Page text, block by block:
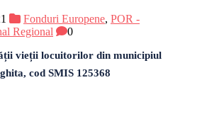
Fonduri Europene, POR -
Regional
0
vieții locuitorilor din municipiul
cod SMIS 125368